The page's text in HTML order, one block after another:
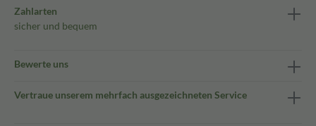
Zahlarten
sicher und bequem
Bewerte uns
Vertraue unserem mehrfach ausgezeichneten Service